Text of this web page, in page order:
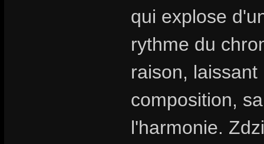
qui explose
rythme du
raison,
composition,
l'harmonie.